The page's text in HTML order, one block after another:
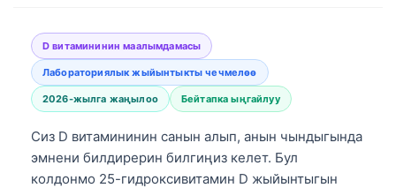
D витамининин маалымдамасы
Лабораториялык жыйынтыкты чечмелөө
2026-жылга жаңылоо Бейтапка ыңгайлуу
Сиз D витамининин санын алып, анын чындыгында
эмнени билдирерин билгиңиз келет. Бул
колдонмо 25-гидроксивитамин D жыйынтыгын